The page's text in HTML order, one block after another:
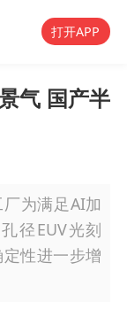
打开APP
气 国产半
为满足AI加
径EUV光刻
性进一步增